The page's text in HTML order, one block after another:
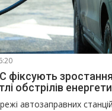
фіксують
обстрілів
автозаправних